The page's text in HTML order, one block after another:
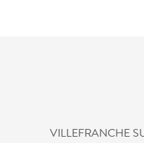
VILLEFRANCHE